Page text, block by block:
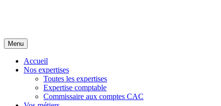
Menu
Accueil
Nos expertises
Toutes les expertises
Expertise comptable
Commissaire aux comptes CAC